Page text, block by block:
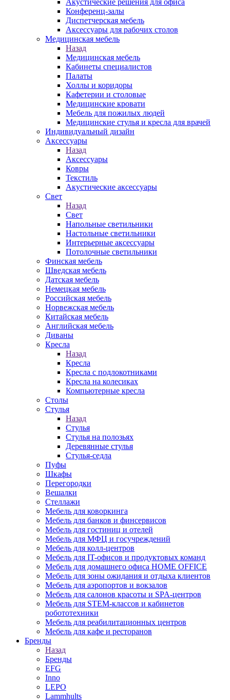
Акустические решения для офиса
Конференц-залы
Диспетчерская мебель
Аксессуары для рабочих столов
Медицинская мебель
Назад
Медицинская мебель
Кабинеты специалистов
Палаты
Холлы и коридоры
Кафетерии и столовые
Медицинские кровати
Мебель для пожилых людей
Медицинские стулья и кресла для врачей
Индивидуальный дизайн
Аксессуары
Назад
Аксессуары
Ковры
Текстиль
Акустические аксессуары
Свет
Назад
Свет
Напольные светильники
Настольные светильники
Интерьерные аксессуары
Потолочные светильники
Финская мебель
Шведская мебель
Датская мебель
Немецкая мебель
Российская мебель
Норвежская мебель
Китайская мебель
Английская мебель
Диваны
Кресла
Назад
Кресла
Кресла с подлокотниками
Кресла на колесиках
Компьютерные кресла
Столы
Стулья
Назад
Стулья
Стулья на полозьях
Деревянные стулья
Стулья-седла
Пуфы
Шкафы
Перегородки
Вешалки
Стеллажи
Мебель для коворкинга
Мебель для банков и финсервисов
Мебель для гостиниц и отелей
Мебель для МФЦ и госучреждений
Мебель для колл-центров
Мебель для IT-офисов и продуктовых команд
Мебель для домашнего офиса HOME OFFICE
Мебель для зоны ожидания и отдыха клиентов
Мебель для аэропортов и вокзалов
Мебель для салонов красоты и SPA-центров
Мебель для STEM-классов и кабинетов
робототехники
Мебель для реабилитационных центров
Мебель для кафе и ресторанов
Бренды
Назад
Бренды
EFG
Inno
LEPO
Lammhults